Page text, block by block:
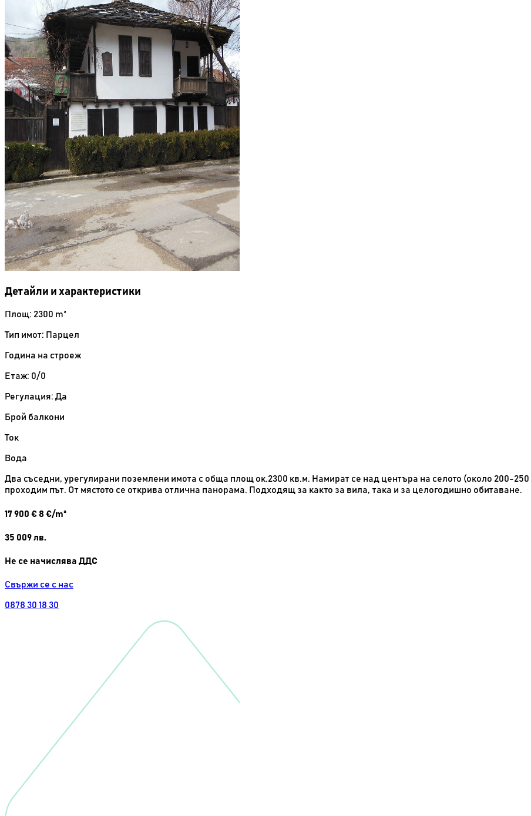
Детайли и характеристики
Площ: 2300 m²
Тип имот: Парцел
Година на строеж
Етаж: 0/0
Регулация: Да
Брой балкони
Ток
Вода
Два съседни, урегулирани поземлени имота с обща площ ок.2300 кв.м. Намират се над центъра на селото (около 200-
проходим път. От мястото се открива отлична панорама. Подходящ за както за вила, така и за целогодишно обитаване.
17 900 € 8 €/m²
35 009лв.
Не се начислява ДДС
Свържи се с нас
0878 30 18 30